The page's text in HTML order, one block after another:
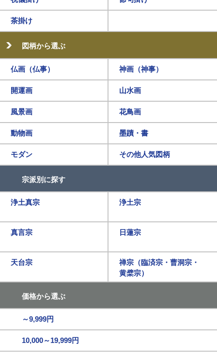
茶掛け
図柄から選ぶ
仏画（仏事） 神画（神事）
開運画 山水画
風景画 花鳥画
動物画 墨蹟・書
モダン その他人気図柄
宗派別に探す
浄土真宗 浄土宗
真言宗 日蓮宗
天台宗
禅宗（臨済宗・曹洞宗・
黄檗宗）
価格から選ぶ
～9,999円
10,000～19,999円